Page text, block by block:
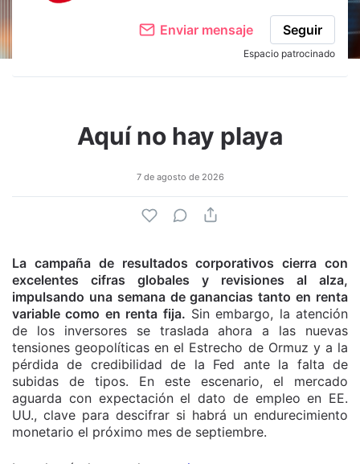
Enviar mensaje Seguir
Espacio patrocinado
Aquí no hay playa
7 de agosto de 2026
La campaña de resultados corporativos cierra con
excelentes cifras globales y revisiones al alza,
impulsando una semana de ganancias tanto en renta
variable como en renta fija. Sin embargo, la atención
de los inversores se traslada ahora a las nuevas
tensiones geopolíticas en el Estrecho de Ormuz y a la
pérdida de credibilidad de la Fed ante la falta de
subidas de tipos. En este escenario, el mercado
aguarda con expectación el dato de empleo en EE.
UU., clave para descifrar si habrá un endurecimiento
monetario el próximo mes de septiembre.